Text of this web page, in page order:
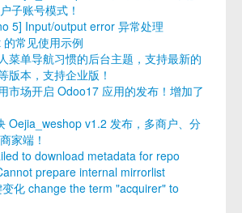
子账号模式！
5] Input/output error 异常处理
常见使用示例
菜单导航习惯的后台主题，支持最新的
版本，支持企业版！
市场开启 Odoo17 应用的发布！增加了
Oejia_weshop v1.2 发布，多商户、分
家端！
to download metadata for repo
prepare internal mirrorlist
化 change the term "acquirer" to